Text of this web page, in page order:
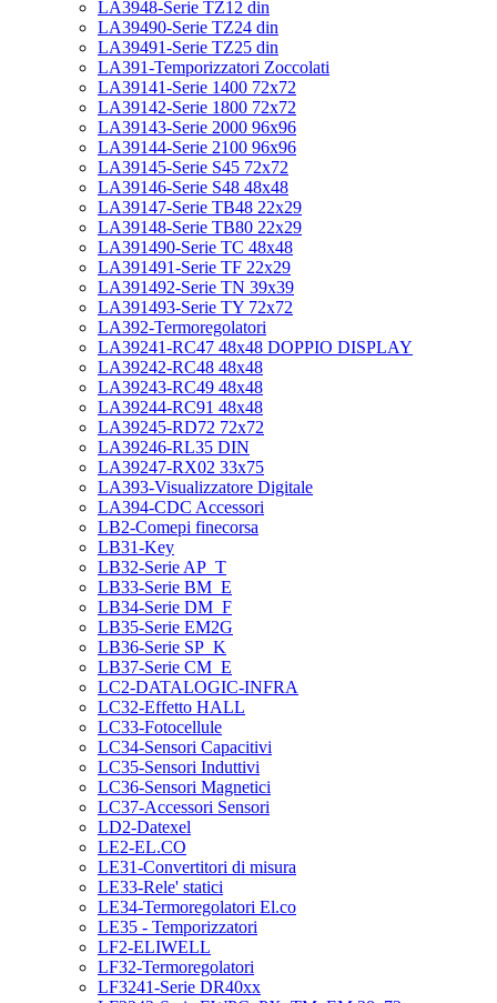
LA3948-Serie TZ12 din
LA39490-Serie TZ24 din
LA39491-Serie TZ25 din
LA391-Temporizzatori Zoccolati
LA39141-Serie 1400 72x72
LA39142-Serie 1800 72x72
LA39143-Serie 2000 96x96
LA39144-Serie 2100 96x96
LA39145-Serie S45 72x72
LA39146-Serie S48 48x48
LA39147-Serie TB48 22x29
LA39148-Serie TB80 22x29
LA391490-Serie TC 48x48
LA391491-Serie TF 22x29
LA391492-Serie TN 39x39
LA391493-Serie TY 72x72
LA392-Termoregolatori
LA39241-RC47 48x48 DOPPIO DISPLAY
LA39242-RC48 48x48
LA39243-RC49 48x48
LA39244-RC91 48x48
LA39245-RD72 72x72
LA39246-RL35 DIN
LA39247-RX02 33x75
LA393-Visualizzatore Digitale
LA394-CDC Accessori
LB2-Comepi finecorsa
LB31-Key
LB32-Serie AP_T
LB33-Serie BM_E
LB34-Serie DM_F
LB35-Serie EM2G
LB36-Serie SP_K
LB37-Serie CM_E
LC2-DATALOGIC-INFRA
LC32-Effetto HALL
LC33-Fotocellule
LC34-Sensori Capacitivi
LC35-Sensori Induttivi
LC36-Sensori Magnetici
LC37-Accessori Sensori
LD2-Datexel
LE2-EL.CO
LE31-Convertitori di misura
LE33-Rele' statici
LE34-Termoregolatori El.co
LE35 - Temporizzatori
LF2-ELIWELL
LF32-Termoregolatori
LF3241-Serie DR40xx